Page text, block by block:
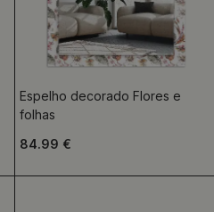
Espelho decorado Flores e
folhas
84.99 €